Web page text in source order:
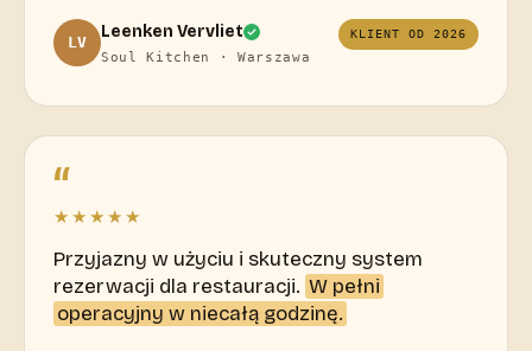
LV
Leenken Vervliet
Soul Kitchen · Warszawa
KLIENT OD 2026
“
★★★★★
Przyjazny w użyciu i skuteczny system
rezerwacji dla restauracji. W pełni
operacyjny w niecałą godzinę.